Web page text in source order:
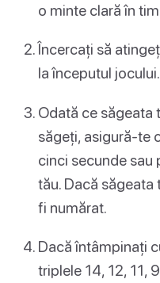
o minte clară în
Încercați să
la începutul jocului.
Odată ce săgeata
săgeți, asigură-te
cinci secunde sau
tău. Dacă săgeata
fi numărat.
Dacă întâmpinați
triplele 14, 12, 11,